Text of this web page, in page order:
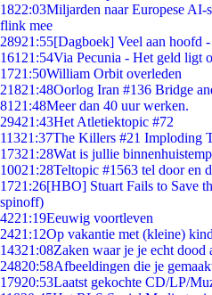
1822:03Miljarden naar Europese AI-
flink mee
28921:55[Dagboek] Veel aan hoofd
161 21:54Via Pecunia - Het geld ligt
1721:50William Orbit overleden
21821:48Oorlog Iran #136 Bridge
81 21:48Meer dan 40 uur werken.
29421:43Het Atletiektopic #72
11321:37The Killers #21 Imploding
17321:28Wat is jullie
10021:28Teltopic #1563 tel door en
1721:26[HBO] Stuart Fails to Save
spinoff)
4221:19Eeuwig voortleven
2421:12Op vakantie met (kleine)
14321:08Zaken waar je je echt dood
24820:58Afbeeldingen die je
17920:53Laatst gekochte CD/LP/